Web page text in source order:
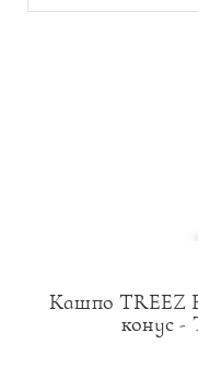
Кашпо TREEZ
конус -